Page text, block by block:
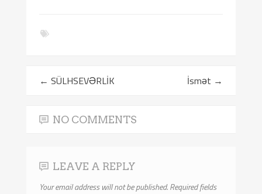
← SÜLHSEVƏRLİK İsmət →
NO COMMENTS
LEAVE A REPLY
Your email address will not be published.Required fields